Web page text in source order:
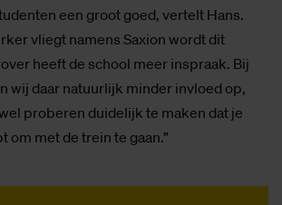
een groot goed, vertelt Hans.
vliegt namens Saxion wordt dit
heeft de school meer inspraak. Bij
wij daar natuurlijk minder invloed op,
proberen duidelijk te maken dat je
om met de trein te gaan.”